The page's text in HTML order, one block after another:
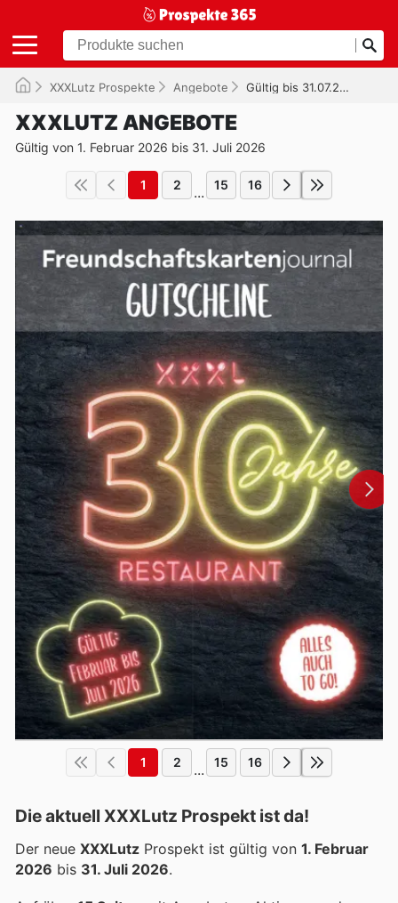
XXXLutz Prospekte Angebote Gültig bis 31.07.2026
XXXLUTZ ANGEBOTE
Gültig von 1. Februar 2026 bis 31. Juli 2026
1 2 ... 15 16
1 2 ... 15 16
Die aktuell XXXLutz Prospekt ist da!
Der neue XXXLutz Prospekt ist gültig von 1. Februar
2026 bis 31. Juli 2026.